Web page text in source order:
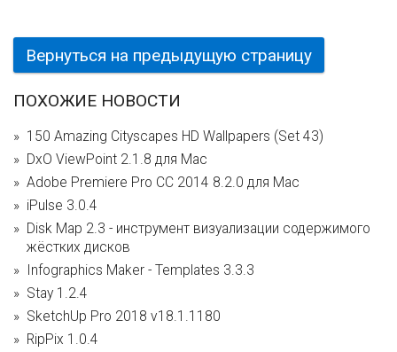
Вернуться на предыдущую страницу
ПОХОЖИЕ НОВОСТИ
150 Amazing Cityscapes HD Wallpapers (Set 43)
DxO ViewPoint 2.1.8 для Mac
Adobe Premiere Pro CC 2014 8.2.0 для Mac
iPulse 3.0.4
Disk Map 2.3 - инструмент визуализации содержимого
жёстких дисков
Infographics Maker - Templates 3.3.3
Stay 1.2.4
SketchUp Pro 2018 v18.1.1180
RipPix 1.0.4